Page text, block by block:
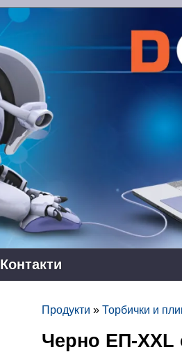
Контакти
Продукти »Торбички и
Черно ЕП-XXL